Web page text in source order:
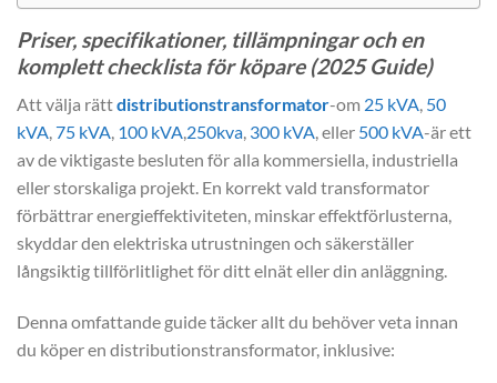
Priser, specifikationer, tillämpningar och en
komplett checklista för köpare (2025 Guide)
Att välja rättdistributionstransformator-om 25 kVA, 50
kVA,75 kVA, 100 kVA,250kva, 300 kVA, eller 500 kVA-är ett
av de viktigaste besluten för alla kommersiella, industriella
eller storskaliga projekt. En korrekt vald transformator
förbättrar energieffektiviteten, minskar effektförlusterna,
skyddar den elektriska utrustningen och säkerställer
långsiktig tillförlitlighet för ditt elnät eller din anläggning.
Denna omfattande guide täcker allt du behöver veta innan
du köper en distributionstransformator, inklusive: